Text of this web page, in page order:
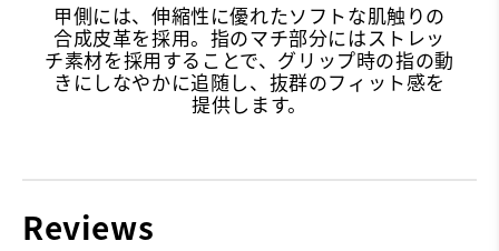
甲側には、伸縮性に優れたソフトな肌触りの
合成皮革を採用。指のマチ部分にはストレッ
チ素材を採用することで、グリップ時の指の動
きにしなやかに追随し、抜群のフィット感を
提供します。
Reviews